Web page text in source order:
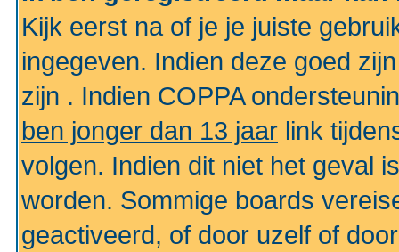
Kijk eerst na of je je juiste
ingegeven. Indien deze goed
zijn . Indien COPPA
ben jonger dan 13 jaar link
volgen. Indien dit niet het geval
worden. Sommige boards
geactiveerd, of door uzelf of